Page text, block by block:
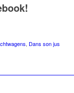
, Dans son jus